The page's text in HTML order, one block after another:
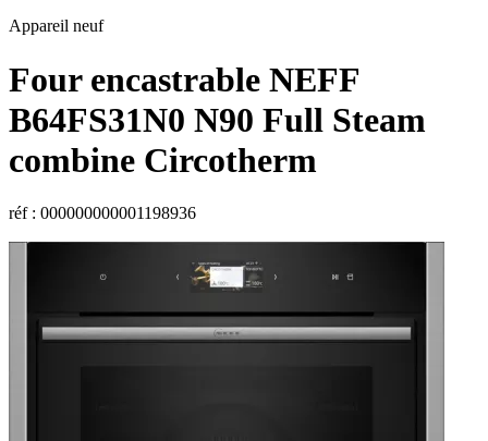
Appareil neuf
Four encastrable NEFF
B64FS31N0 N90 Full Steam
combine Circotherm
réf : 000000000001198936